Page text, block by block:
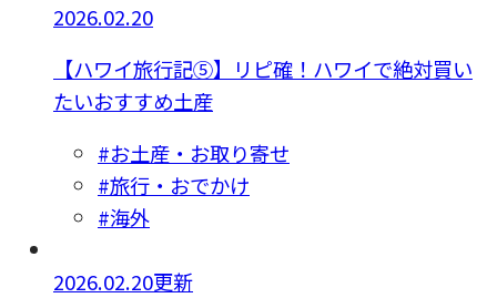
2026.02.20
【ハワイ旅行記⑤】リピ確！ハワイで絶対買い
たいおすすめ土産
#お土産・お取り寄せ
#旅行・おでかけ
#海外
2026.02.20更新